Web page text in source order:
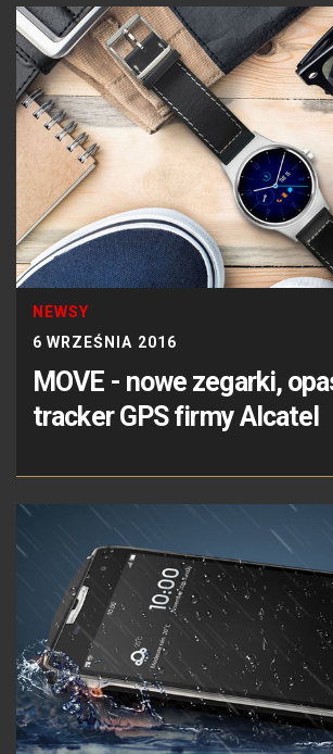
NEWSY
6 WRZEŚNIA 2016
MOVE - nowe zegarki,
tracker GPS firmy Alcatel